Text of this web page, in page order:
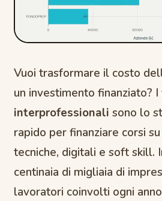
Vuoi trasformare il costo
un investimento finanziato? I
interprofessionali sono lo
rapido per finanziare corsi
tecniche, digitali e soft skill.
centinaia di migliaia di
lavoratori coinvolti ogni